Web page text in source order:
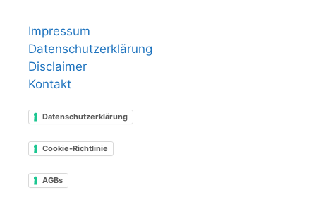
Impressum
Datenschutzerklärung
Disclaimer
Kontakt
Datenschutzerklärung
Cookie-Richtlinie
AGBs